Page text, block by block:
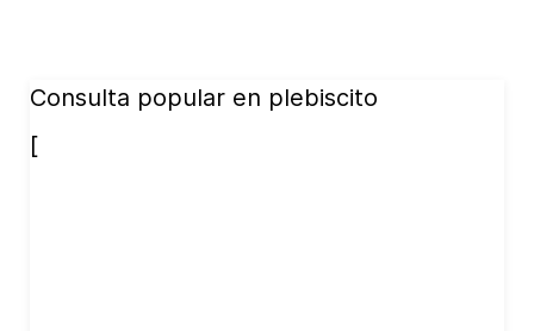
Consulta popular en plebiscito
[